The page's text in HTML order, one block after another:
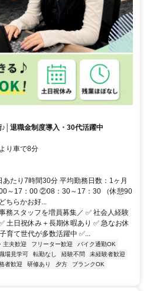
退職金制度導入・30代活躍中
り車で8分
たり7時間30分 平均勤務日数：1ヶ月
～17：00 ②08：30～17：30 （休憩90
ちらかお好...
務スタッフを増員募集／ ✅️ 社会人経験
土日祝休み＋長期休暇あり ✅️ 急なお休
育て世代が多数活躍中 ✅️...
主夫歓迎 フリーター歓迎
バイク通勤OK
場見学可 転勤なし 経験不問
未経験者歓迎
者歓迎 研修あり 夕方
ブランクOK